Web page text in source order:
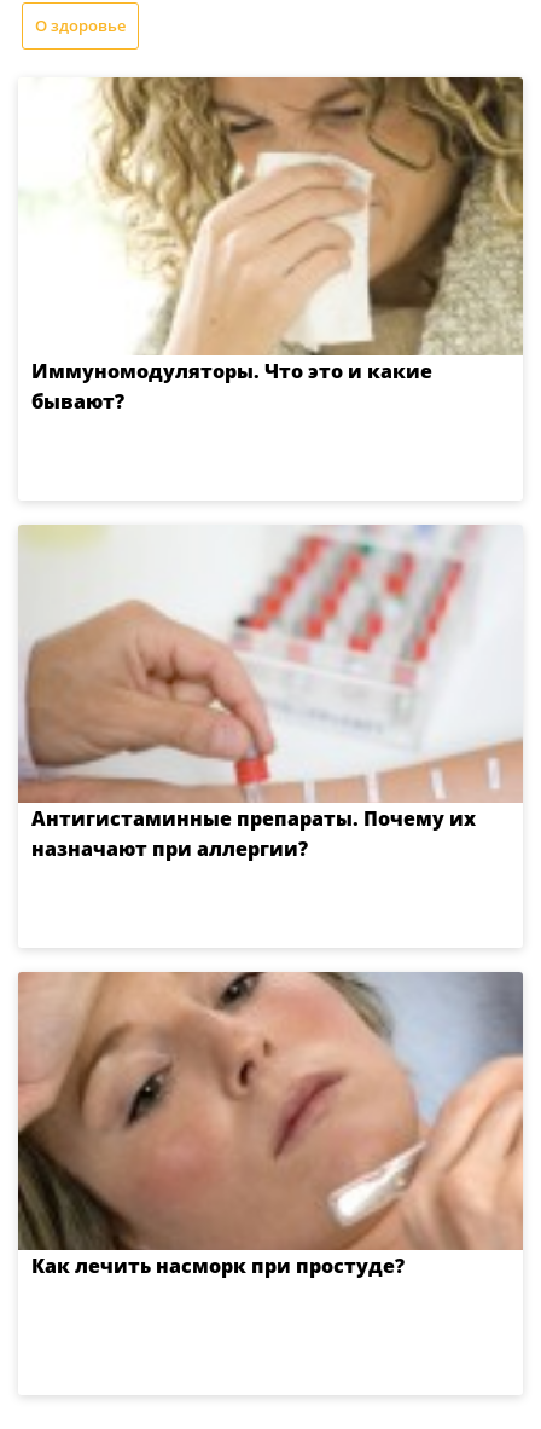
О здоровье
Иммуномодуляторы. Что это и какие
бывают?
Антигистаминные препараты. Почему их
назначают при аллергии?
Как лечить насморк при простуде?